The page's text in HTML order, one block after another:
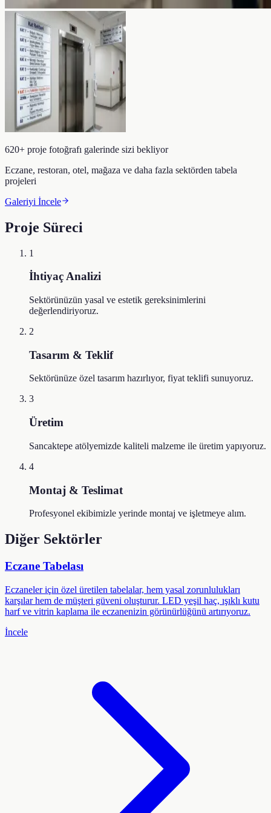
620+ proje fotoğrafı galerinde sizi bekliyor
Eczane, restoran, otel, mağaza ve daha fazla sektörden tabela
projeleri
Galeriyi İncele
Proje Süreci
1
İhtiyaç Analizi
Sektörünüzün yasal ve estetik gereksinimlerini
değerlendiriyoruz.
2
Tasarım & Teklif
Sektörünüze özel tasarım hazırlıyor, fiyat teklifi sunuyoruz.
3
Üretim
Sancaktepe atölyemizde kaliteli malzeme ile üretim yapıyoruz.
4
Montaj & Teslimat
Profesyonel ekibimizle yerinde montaj ve işletmeye alım.
Diğer Sektörler
Eczane Tabelası
Eczaneler için özel üretilen tabelalar, hem yasal zorunlulukları
karşılar hem de müşteri güveni oluşturur. LED yeşil haç, ışıklı kutu
harf ve vitrin kaplama ile eczanenizin görünürlüğünü artırıyoruz.
İncele